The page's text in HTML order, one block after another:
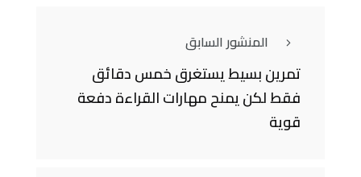
المنشور السابق
تمرين بسيط يستغرق خمس دقائق
فقط لكن يمنح مهارات القراءة دفعة
قوية